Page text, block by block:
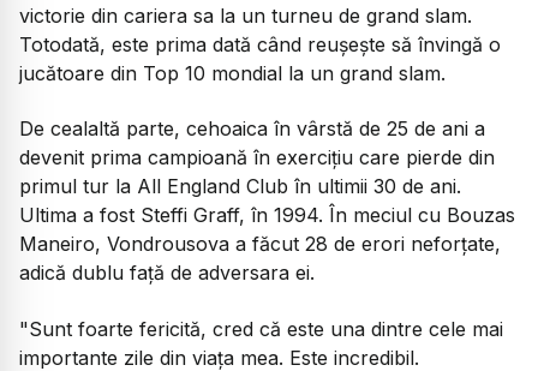
victorie din cariera sa la un turneu de grand slam.
Totodată, este prima dată când reușește să învingă o
jucătoare din Top 10 mondial la un grand slam.
De cealaltă parte, cehoaica în vârstă de 25 de ani a
devenit prima campioană în exercițiu care pierde din
primul tur la All England Club în ultimii 30 de ani.
Ultima a fost Steffi Graff, în 1994. În meciul cu Bouzas
Maneiro, Vondrousova a făcut 28 de erori neforțate,
adică dublu față de adversara ei.
"Sunt foarte fericită, cred că este una dintre cele mai
importante zile din viața mea. Este incredibil.